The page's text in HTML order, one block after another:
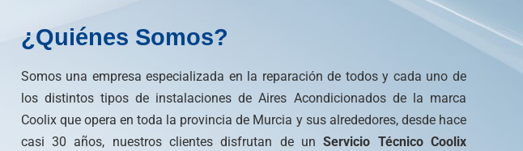
¿Quiénes Somos?
Somos una empresa especializada en la reparación de todos y cada uno de
los distintos tipos de instalaciones de Aires Acondicionados de la marca
Coolix que opera en toda la provincia de Murcia y sus alrededores, desde hace
casi 30 años, nuestros clientes disfrutan de unServicio Técnico Coolix